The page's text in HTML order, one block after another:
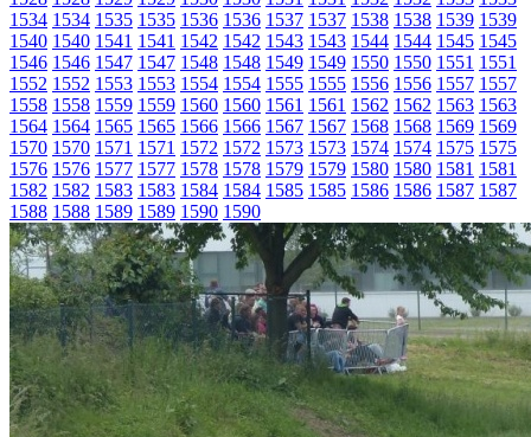
1534 1534 1535 1535 1536 1536 1537 1537 1538 1538 1539 1539
1540 1540 1541 1541 1542 1542 1543 1543 1544 1544 1545 1545
1546 1546 1547 1547 1548 1548 1549 1549 1550 1550 1551 1551
1552 1552 1553 1553 1554 1554 1555 1555 1556 1556 1557 1557
1558 1558 1559 1559 1560 1560 1561 1561 1562 1562 1563 1563
1564 1564 1565 1565 1566 1566 1567 1567 1568 1568 1569 1569
1570 1570 1571 1571 1572 1572 1573 1573 1574 1574 1575 1575
1576 1576 1577 1577 1578 1578 1579 1579 1580 1580 1581 1581
1582 1582 1583 1583 1584 1584 1585 1585 1586 1586 1587 1587
1588 1588 1589 1589 1590 1590